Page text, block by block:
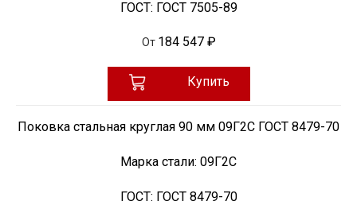
ГОСТ: ГОСТ 7505-89
От 184 547 ₽
Купить
Поковка стальная круглая 90 мм 09Г2С ГОСТ 8479-70
Марка стали: 09Г2С
ГОСТ: ГОСТ 8479-70